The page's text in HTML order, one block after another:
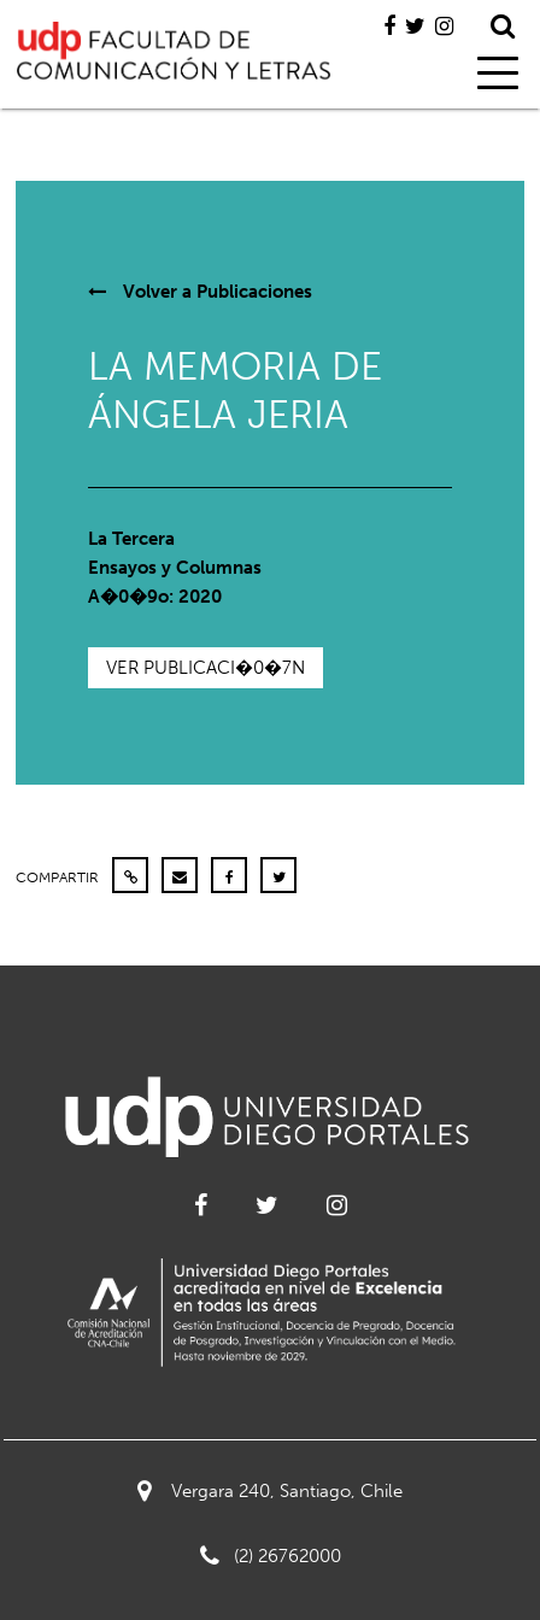
Volver a Publicaciones
LA MEMORIA DE
ÁNGELA JERIA
La Tercera
Ensayos y Columnas
A�0�9o: 2020
VER PUBLICACI�0�7N
COMPARTIR
Vergara 240, Santiago, Chile
(2) 26762000